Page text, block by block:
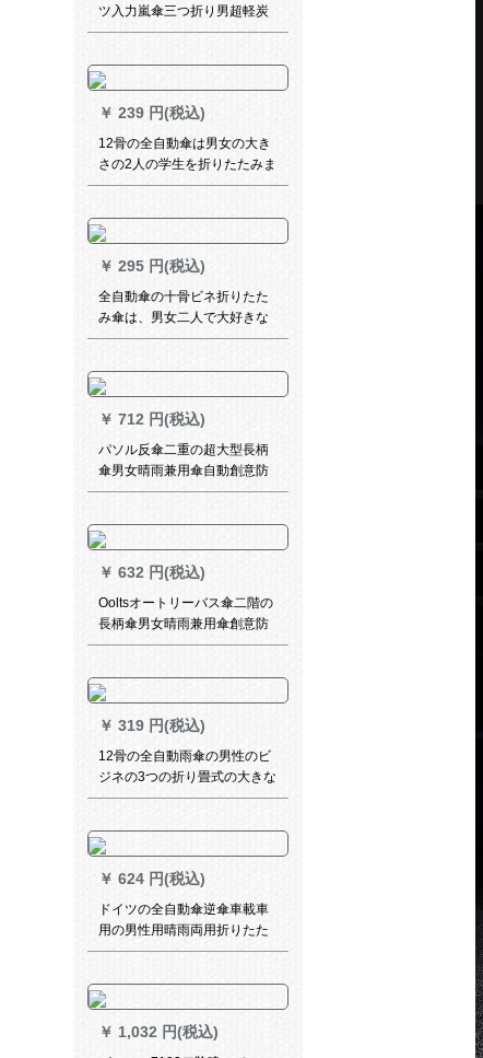
ツ入力嵐傘三つ折り男超軽炭
素繊維ベルト型抗風サンバイ
す。
￥ 239 円(税込)
12骨の全自動傘は男女の大き
さの2人の学生を折りたたみま
す。
￥ 295 円(税込)
全自動傘の十骨ビネ折りたた
み傘は、男女二人で大好きな
サズに補強します。
￥ 712 円(税込)
パソル反傘二重の超大型長柄
傘男女晴雨兼用傘自動創意防
風車免持式立ちがすることが
￥ 632 円(税込)
Ooltsオートリーバス傘二階の
長柄傘男女晴雨兼用傘創意防
風車免持式で、折りたたみ畳
￥ 319 円(税込)
12骨の全自動雨傘の男性のビ
ジネの3つの折り畳式の大きな
傘は自ら晴雨を収めてから傘
の全自動青を固めます。
￥ 624 円(税込)
ドイツの全自動傘逆傘車載車
用の男性用晴雨両用折りたた
み傘の自動傘は、テカリ付き
ます。
￥ 1,032 円(税込)